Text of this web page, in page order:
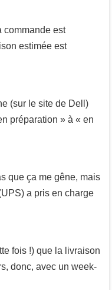
commande est
estimée est
(sur le site de Dell)
préparation » à « en
que ça me gêne, mais
a pris en charge
fois !) que la livraison
donc, avec un week-